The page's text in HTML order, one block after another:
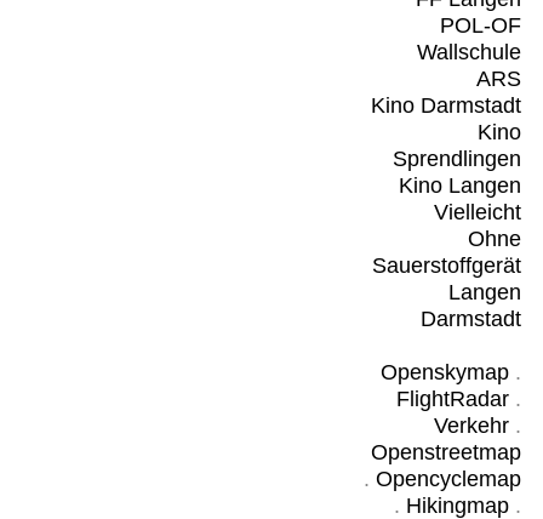
POL-OF
Wallschule
ARS
Kino Darmstadt
Kino
Sprendlingen
Kino Langen
Vielleicht
Ohne
Sauerstoffgerät
Langen
Darmstadt
Openskymap.
FlightRadar.
Verkehr.
Openstreetmap
. Opencyclemap
. Hikingmap.